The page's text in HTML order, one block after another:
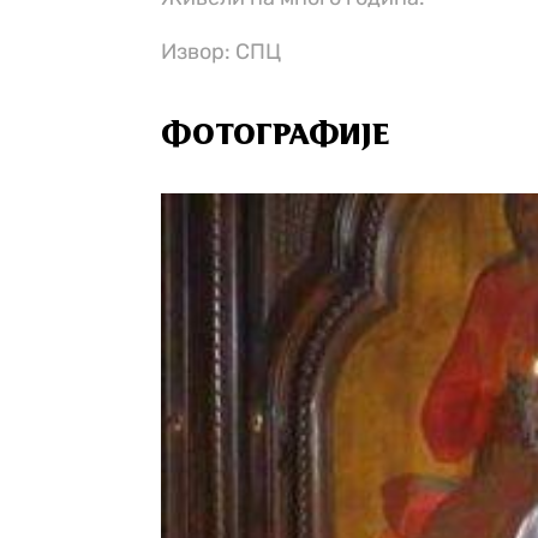
Извор: СПЦ
ФОТОГРАФИЈЕ